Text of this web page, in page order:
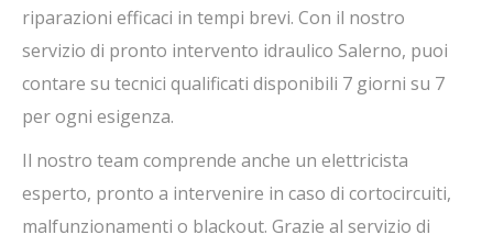
riparazioni efficaci in tempi brevi. Con il nostro
servizio di pronto intervento idraulico Salerno, puoi
contare su tecnici qualificati disponibili 7 giorni su 7
per ogni esigenza.
Il nostro team comprende anche un elettricista
esperto, pronto a intervenire in caso di cortocircuiti,
malfunzionamenti o blackout. Grazie al servizio di